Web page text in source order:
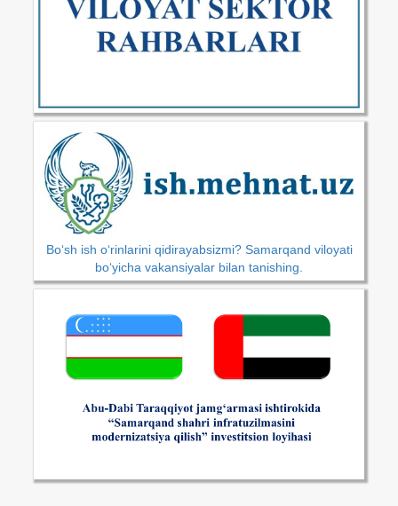
Bo‘sh ish o‘rinlarini qidirayabsizmi? Samarqand viloyati
bo‘yicha vakansiyalar bilan tanishing.